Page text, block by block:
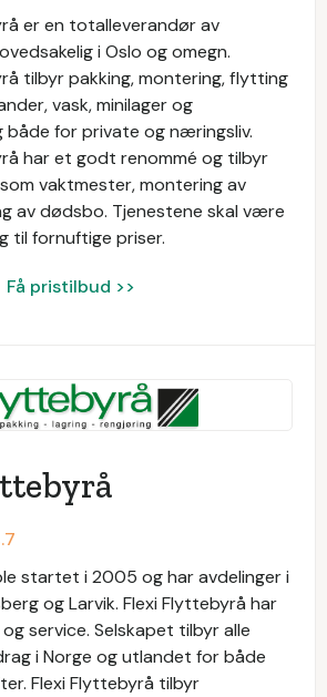
er en totalleverandør av
i Oslo og omegn.
tilbyr pakking, montering, flytting
vask, minilager og
både for private og næringsliv.
har et godt renommé og tilbyr
vaktmester, montering av
av dødsbo. Tjenestene skal være
til fornuftige priser.
Få pristilbud >>
startet i 2005 og har avdelinger i
og Larvik. Flexi Flyttebyrå har
service. Selskapet tilbyr alle
i Norge og utlandet for både
Flexi Flyttebyrå tilbyr